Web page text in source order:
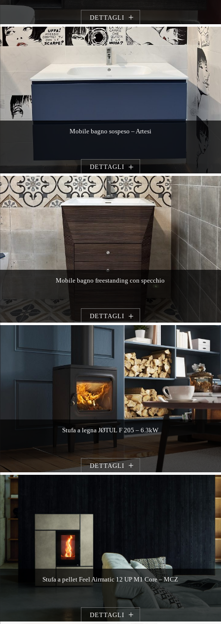
DETTAGLI
Mobile bagno sospeso – Artesi
DETTAGLI
Mobile bagno freestanding con specchio
DETTAGLI
Stufa a legna JØTUL F 205 – 6.3kW
DETTAGLI
Stufa a pellet Feel Airmatic 12 UP M1 Core – MCZ
DETTAGLI